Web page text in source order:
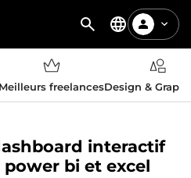
Meilleurs freelancesDesign &
interactif
bi et excel